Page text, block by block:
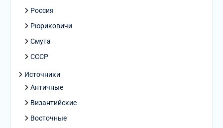
Россия
Рюриковичи
Смута
СССР
Источники
Античные
Византийские
Восточные